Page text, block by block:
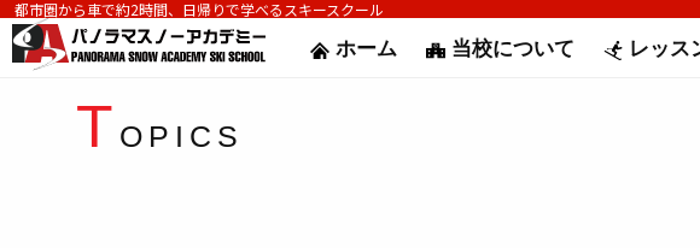
都市圏から車で約2時間、日帰りで学べるスキースクール
ホーム 当校について レッス
T OPICS